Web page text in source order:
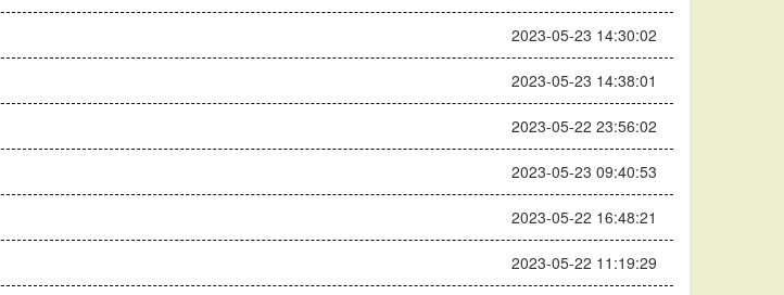
2023-05-23 14:30:02
2023-05-23 14:38:01
2023-05-22 23:56:02
2023-05-23 09:40:53
2023-05-22 16:48:21
2023-05-22 11:19:29